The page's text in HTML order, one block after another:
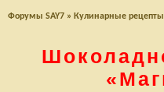
Форумы SAY7 » Кулинарные рецепты